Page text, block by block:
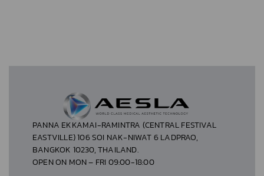
PANNA EKKAMAI-RAMINTRA (CENTRAL FESTIVAL
EASTVILLE) 106 SOI NAK-NIWAT 6 LADPRAO,
BANGKOK 10230, THAILAND.
OPEN ON MON – FRI 09:00-18:00